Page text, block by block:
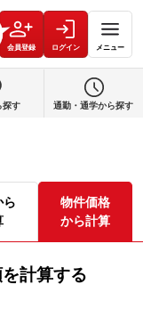
会員登録 ログイン メニュー
探す 通勤・通学から探す
ら
物件価格
から計算
計算する